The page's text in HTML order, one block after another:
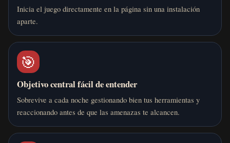
Inicia el juego directamente en la página sin una instalación
aparte.
🎯
Objetivo central fácil de entender
Sobrevive a cada noche gestionando bien tus herramientas y
reaccionando antes de que las amenazas te alcancen.